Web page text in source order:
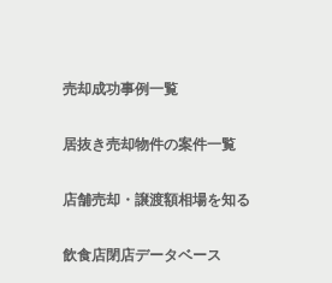
デリの居抜き売却物件の案件一覧
・スナックの居抜き売却物件の案件一
却物件の案件一覧
却物件の案件一覧
下の飲食店の居抜き売却物件の案件一
下のバーの居抜き売却物件の案件一覧
売却成功事例一覧
居抜き売却物件の案件一覧
店舗売却・譲渡額相場を知る
飲食店閉店データベース